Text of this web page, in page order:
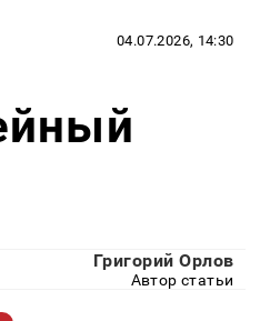
04.07.2026, 14:30
Григорий Орлов
Автор статьи